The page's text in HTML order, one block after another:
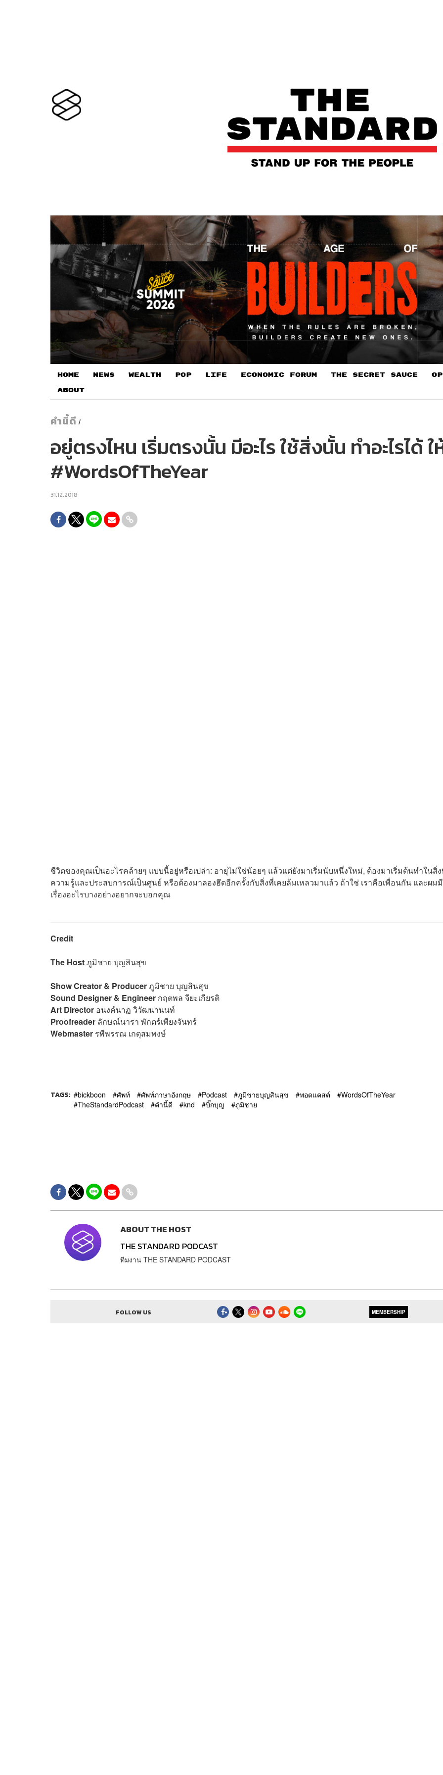
HOME NEWS WEALTH POP LIFE ECONOMIC FORUM THE SECRET SAUCE​
ABOUT
คำนี้ดี /
อยู่ตรงไหน เริ่มตรงนั้น มีอะไร ใช้สิ่งนั้น ทำอะไรได้
#WordsOfTheYear
31.12.2018
ชีวิตของคุณเป็นอะไรคล้ายๆ แบบนี้อยู่หรือเปล่า: อายุไม่ใช่น้อยๆ แล้วแต่ยังมาเริ่มนับหนึ่งใหม่, ต้องมาเริ่มต้นทำในสิ่
ความรู้และประสบการณ์เป็นศูนย์ หรือต้องมาลองฮึดอีกครั้งกับสิ่งที่เคยล้มเหลวมาแล้ว ถ้าใช่ เราคือเพื่อนกัน และผมมี
เรื่องอะไรบางอย่างอยากจะบอกคุณ
Credit
The Hostภูมิชาย บุญสินสุข
Show Creator & Producerภูมิชาย บุญสินสุข
Sound Designer & Engineer กฤตพล จียะเกียรติ
Art Director อนงค์นาฏ วิวัฒนานนท์
Proofreader ลักษณ์นารา พักตร์เพียงจันทร์
Webmaster รพีพรรณ เกตุสมพงษ์
TAGS: bickboon ศัพท์ ศัพท์ภาษาอังกฤษ Podcast ภูมิชายบุญสินสุข พอดแคสต์
WordsOfTheYear
TheStandardPodcast
คำนี้ดี knd บิ๊กบุญ ภูมิชาย
ABOUT THE HOST
THE STANDARD PODCAST
ทีมงาน THE STANDARD PODCAST
FOLLOW US MEMBERSHIP